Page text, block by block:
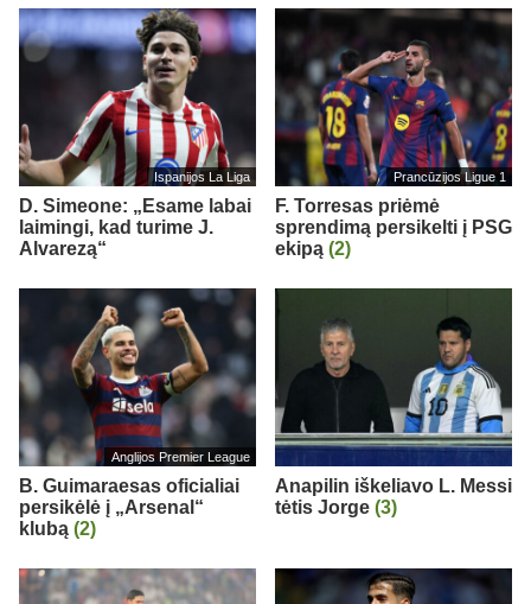
Ispanijos La Liga
D. Simeone: „Esame labai
laimingi, kad turime J.
Alvarezą“
Prancūzijos Ligue 1
F. Torresas priėmė
sprendimą persikelti į PSG
ekipą (2)
Anglijos Premier League
B. Guimaraesas oficialiai
persikėlė į „Arsenal“
klubą (2)
Anapilin iškeliavo L. Messi
tėtis Jorge (3)